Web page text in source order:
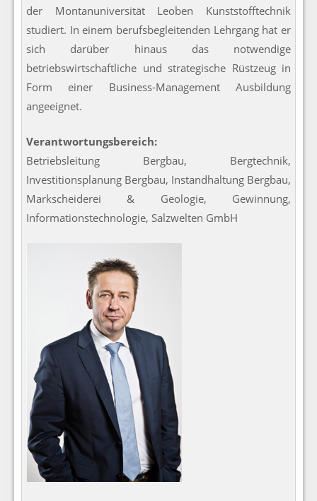
der Montanuniversität Leoben Kunststofftechnik
studiert. In einem berufsbegleitenden Lehrgang hat er
sich darüber hinaus das notwendige
betriebswirtschaftliche und strategische Rüstzeug in
Form einer Business-Management Ausbildung
angeeignet.
Verantwortungsbereich:
Betriebsleitung Bergbau, Bergtechnik,
Investitionsplanung Bergbau, Instandhaltung Bergbau,
Markscheiderei & Geologie, Gewinnung,
Informationstechnologie, Salzwelten GmbH